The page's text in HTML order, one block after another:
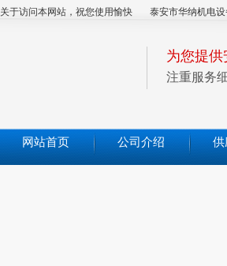
关于访问本网站，祝您使用愉快 泰安市华纳机电设
为您提
注重服务
网站首页 公司介绍 供